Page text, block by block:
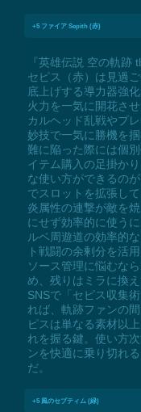
+5 ファイア Sepith (赤)
『英雄伝説 空の軌跡
セピス（赤）は見過
底上げする導力器強
火力を一気に開花さ
カルヘッド乱戦やプ
妙技で一気に勝機を
難に陥った際には個
イテム購入の足掛か
な使い方ができるの
でスロットを拡張し
炎属性の連撃が敵を
にせず効率的に使う
ルベ周遊道の効率的
ト戦闘の余剰分を活
ソース管理に悩むな
め、残りはミラに換
SNSで「セピス収集
れば、軌跡ファンの
ピスは単なる素材以
れを握る鍵。使い方
ンを快適に乗り切れ
だ。
+5 風のセプティム (緑)